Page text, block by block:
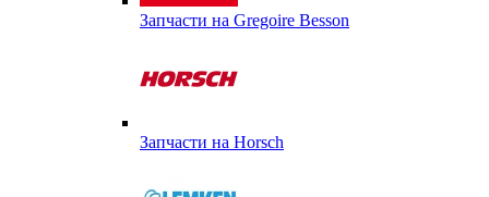
Запчасти на Gregoire Besson
Запчасти на Horsch